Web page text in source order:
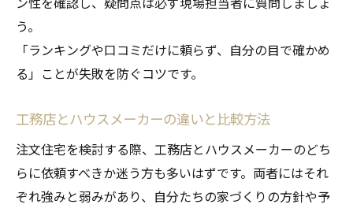
う。
「ランキングや口コミだけに頼らず、自分の目で確かめ
る」ことが失敗を防ぐコツです。
工務店とハウスメーカーの違いと比較方法
注文住宅を検討する際、工務店とハウスメーカーのどち
らに依頼すべきか迷う方も多いはずです。両者にはそれ
ぞれ強みと弱みがあり、自分たちの家づくりの方針や予